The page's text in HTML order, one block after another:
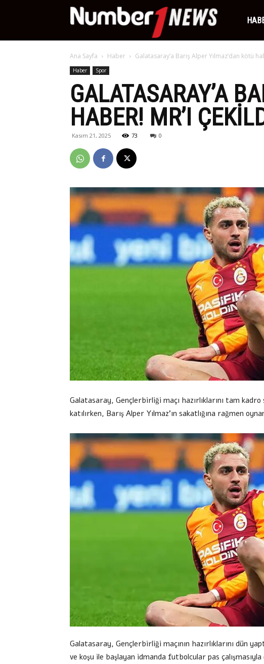
Number1
News
Ana Sayfa Haber Galatasaray’a Barış Alper Yılmaz’dan kötü
Haber Spor
GALATASARAY’A
HABER! MR’I
Kasım 21, 2025 73 0
Galatasaray, Gençlerbirliği maçı hazırlıklarını tam
katılırken, Barış Alper Yılmaz’ın sakatlığına rağmen
Galatasaray, Gençlerbirliği maçının hazırlıklarını dün
ve koşu ile başlayan idmanda futbolcular pas